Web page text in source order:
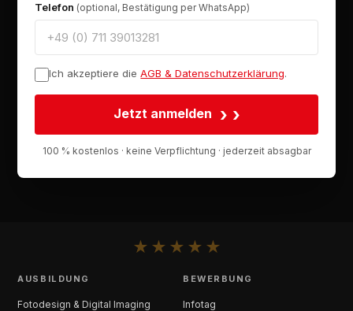
Telefon (optional, Bestätigung per WhatsApp)
Ich akzeptiere die AGB & Datenschutzerklärung.
Jetzt anmelden ›
100 % kostenlos · keine Verpflichtung · jederzeit absagbar
★ ★ ★ ★ ★
AUSBILDUNG
Fotodesign & Digital Imaging
BEWERBUNG
Infotag